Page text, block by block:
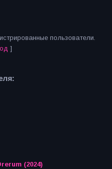
пользователи.
]
(2024)